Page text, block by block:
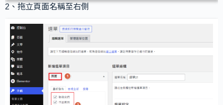
2、拖立頁面名稱至右側